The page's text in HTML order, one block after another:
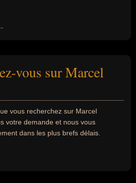
vous sur Marcel
vous recherchez sur Marcel
votre demande et nous vous
dans les plus brefs délais.